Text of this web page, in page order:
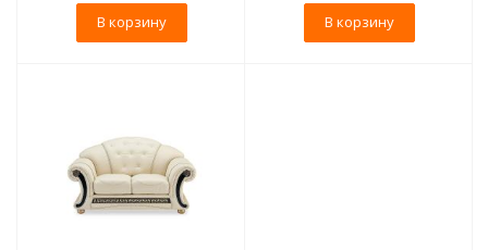
В корзину В корзину